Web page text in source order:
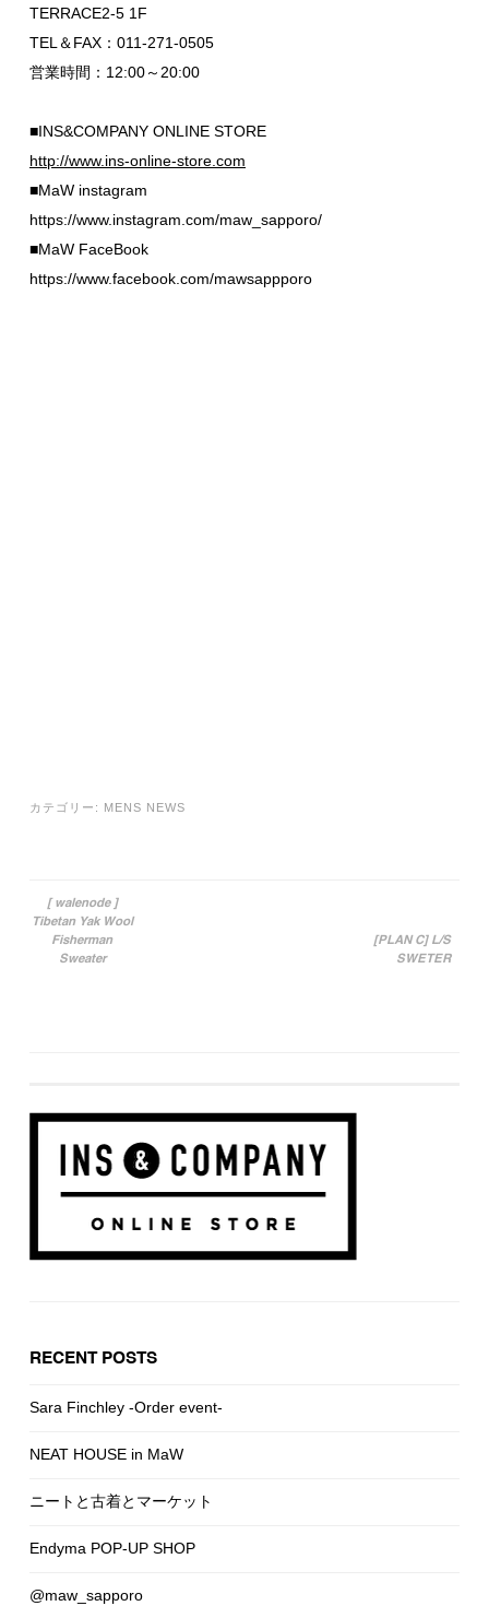
TERRACE2-5 1F
TEL＆FAX：011-271-0505
営業時間：12:00～20:00
■INS&COMPANY ONLINE STORE
http://www.ins-online-store.com
■MaW instagram
https://www.instagram.com/maw_sapporo/
■MaW FaceBook
https://www.facebook.com/mawsappporo
カテゴリー: MENS NEWS
投稿ナビゲーション
[ walenode ]
Tibetan Yak Wool
Fisherman
Sweater
[PLAN C] L/S
SWETER
RECENT POSTS
Sara Finchley -Order event-
NEAT HOUSE in MaW
ニートと古着とマーケット
Endyma POP-UP SHOP
@maw_sapporo